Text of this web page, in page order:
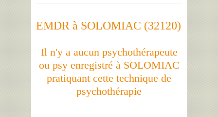
EMDR à SOLOMIAC (32120)
Il n'y a aucun psychothérapeute
ou psy enregistré à SOLOMIAC
pratiquant cette technique de
psychothérapie